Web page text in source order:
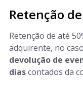
Retenção
Retenção de até
adquirente, no
devolução de
diascontados da